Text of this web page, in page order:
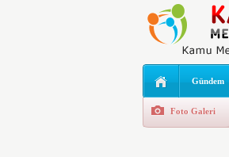
Gündem
Foto Galeri